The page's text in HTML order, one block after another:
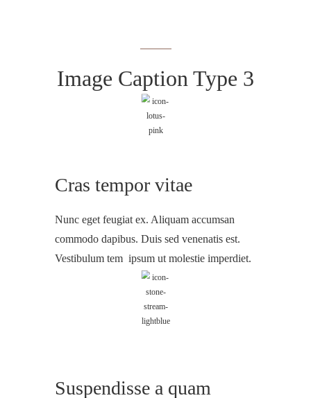
Image Caption Type 3
Cras tempor vitae
Nunc eget feugiat ex. Aliquam accumsan
commodo dapibus. Duis sed venenatis est.
Vestibulum tem ipsum ut molestie imperdiet.
Suspendisse a quam